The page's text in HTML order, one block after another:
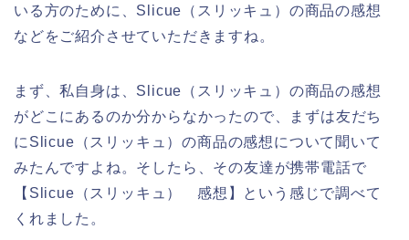
いる方のために、Slicue（スリッキュ）の商品の感想
などをご紹介させていただきますね。
まず、私自身は、Slicue（スリッキュ）の商品の感想
がどこにあるのか分からなかったので、まずは友だち
にSlicue（スリッキュ）の商品の感想について聞いて
みたんですよね。そしたら、その友達が携帯電話で
【Slicue（スリッキュ） 感想】という感じで調べて
くれました。